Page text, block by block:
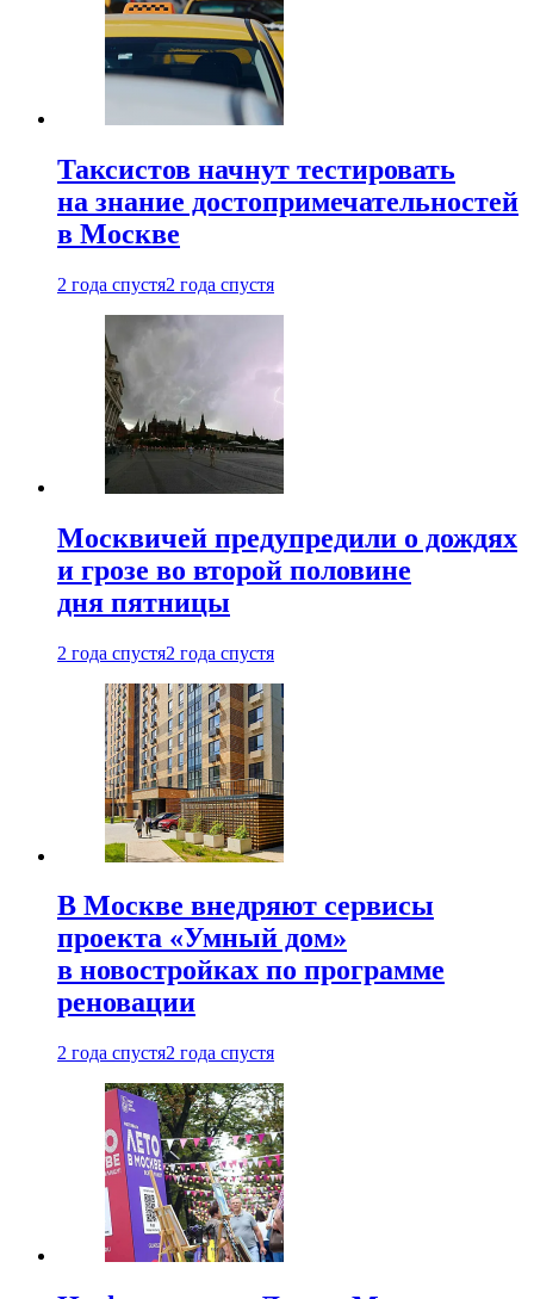
Таксистов начнут тестировать
на знание достопримечательностей
в Москве
2 года спустя2 года спустя
Москвичей предупредили о дождях
и грозе во второй половине
дня пятницы
2 года спустя2 года спустя
В Москве внедряют сервисы
проекта «Умный дом»
в новостройках по программе
реновации
2 года спустя2 года спустя